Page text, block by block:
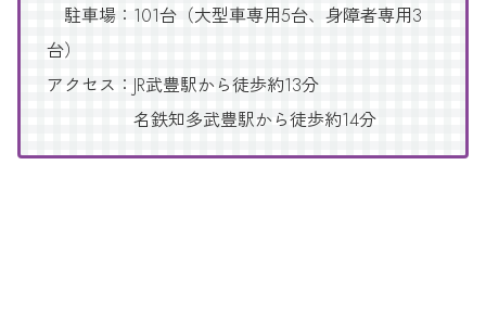
駐車場：101台（大型車専用5台、身障者専用3
台）
アクセス：JR武豊駅から徒歩約13分
名鉄知多武豊駅から徒歩約14分